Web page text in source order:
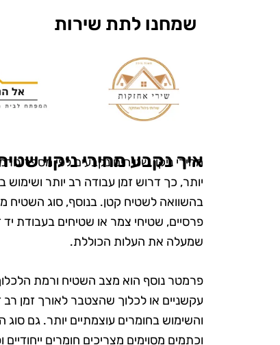
שמחנו לתת שירות
איך נקבע מחירי ניקוי
מחירי ניקוי שטיחים נקבעים לפי מספר
יותר, כך דרוש זמן עבודה רב יותר ושימוש
בהשוואה לשטיח קטן. בנוסף, סוג השטיח
פרסיים, שטיחי צמר או שטיחים בעבודת יד
שמעלה את העלות הכוללת.
פרמטר נוסף הוא מצב השטיח ורמת
עקשניים או לכלוך שהצטבר לאורך זמן רב
והשימוש בחומרים עוצמתיים יותר. גם
וכתמים מסוימים מצריכים חומרים
"אני
מעולם
היה
אין